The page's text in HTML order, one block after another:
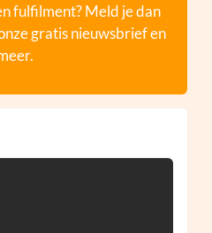
fulfilment? Meld je dan
gratis nieuwsbrief en